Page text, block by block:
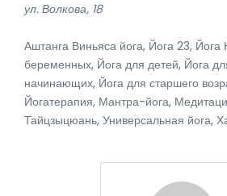
ул. Волкова, 18
Аштанга Виньяса йога, Йога 23, Йога
беременных, Йога для детей, Йога
начинающих, Йога для старшего
Йогатерапия, Мантра-йога,
Тайцзыцюань, Универсальная йога,